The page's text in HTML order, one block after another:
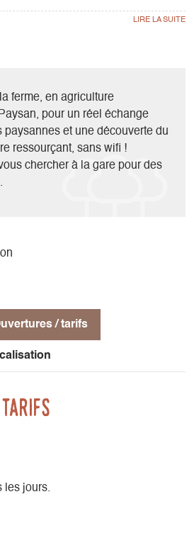
pour les amateurs de produits
ferme, en agriculture
pour un réel échange
paysannes et une découverte du
ressourçant, sans wifi !
chercher à la gare pour des
/ tarifs
les jours.